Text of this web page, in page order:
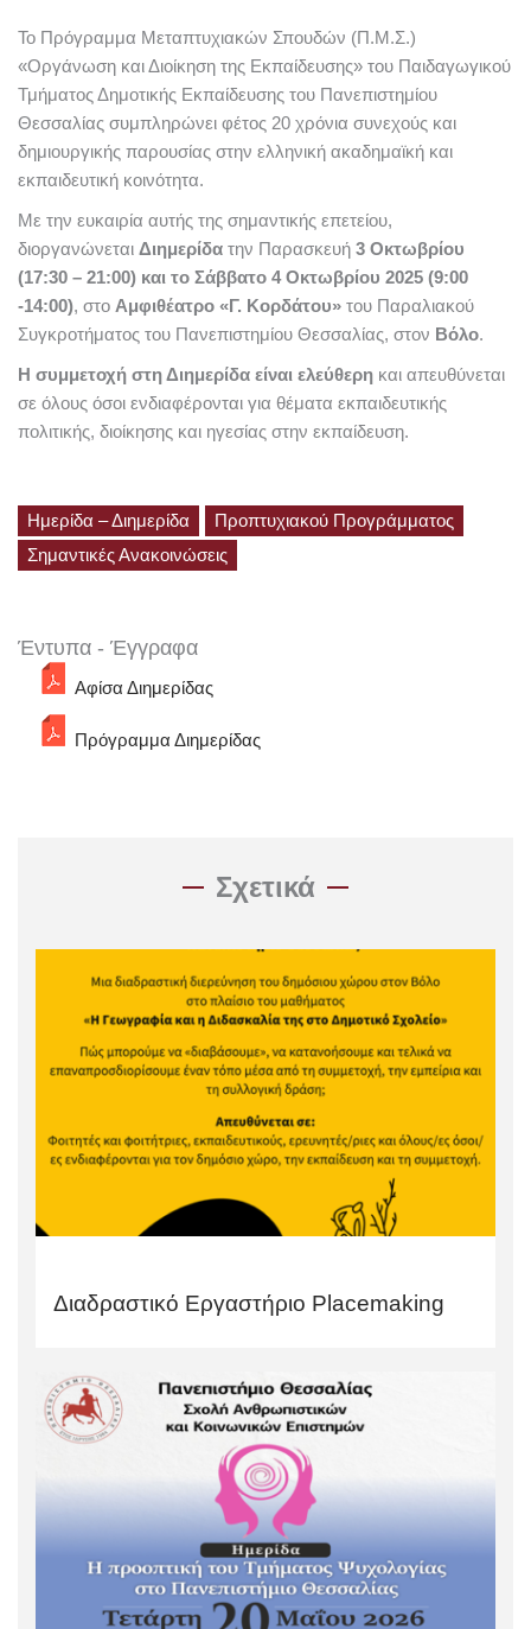
Το Πρόγραμμα Μεταπτυχιακών Σπουδών (Π.Μ.Σ.)
«Οργάνωση και Διοίκηση της Εκπαίδευσης» του Παιδαγωγικού
Τμήματος Δημοτικής Εκπαίδευσης του Πανεπιστημίου
Θεσσαλίας συμπληρώνει φέτος 20 χρόνια συνεχούς και
δημιουργικής παρουσίας στην ελληνική ακαδημαϊκή και
εκπαιδευτική κοινότητα.
Με την ευκαιρία αυτής της σημαντικής επετείου,
διοργανώνεται Διημερίδα την Παρασκευή 3 Οκτωβρίου
(17:30 – 21:00) και το Σάββατο 4 Οκτωβρίου 2025 (9:00
-14:00), στο Αμφιθέατρο «Γ. Κορδάτου» του Παραλιακού
Συγκροτήματος του Πανεπιστημίου Θεσσαλίας, στον Βόλο.
Η συμμετοχή στη Διημερίδα είναι ελεύθερη και απευθύνεται
σε όλους όσοι ενδιαφέρονται για θέματα εκπαιδευτικής
πολιτικής, διοίκησης και ηγεσίας στην εκπαίδευση.
Ημερίδα – Διημερίδα
Προπτυχιακού Προγράμματος
Σημαντικές Ανακοινώσεις
Έντυπα - Έγγραφα
Αφίσα Διημερίδας
Πρόγραμμα Διημερίδας
Σχετικά
Διαδραστικό Εργαστήριο Placemaking